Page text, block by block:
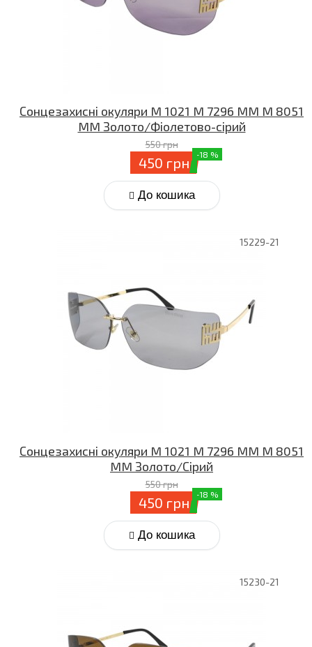
Сонцезахисні окуляри M 1021 M 7296 MM M 8051
MM Золото/Фіолетово-сірий
550 грн
450 грн -18 %
До кошика
15229-21
Сонцезахисні окуляри M 1021 M 7296 MM M 8051
MM Золото/Сірий
550 грн
450 грн -18 %
До кошика
15230-21